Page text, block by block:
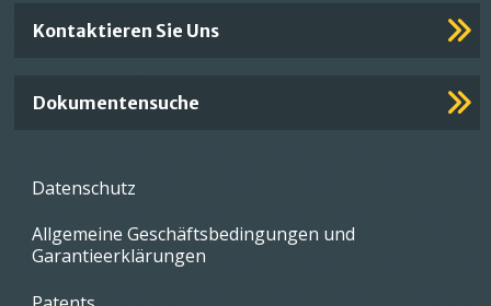
Kontaktieren Sie Uns
Dokumentensuche
Footer
Datenschutz
Allgemeine Geschäftsbedingungen und
Garantieerklärungen